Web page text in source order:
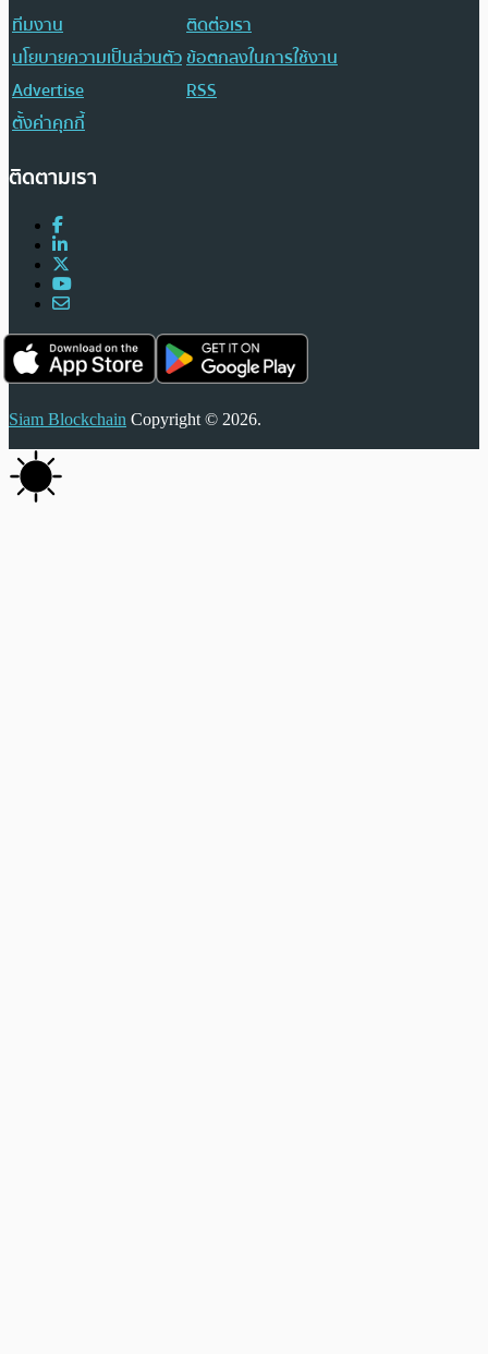
ทีมงาน
ติดต่อเรา
นโยบายความเป็นส่วนตัวข้อตกลงในการใช้งาน
Advertise
RSS
ตั้งค่าคุกกี้
ติดตามเรา
Siam Blockchain Copyright © 2026.